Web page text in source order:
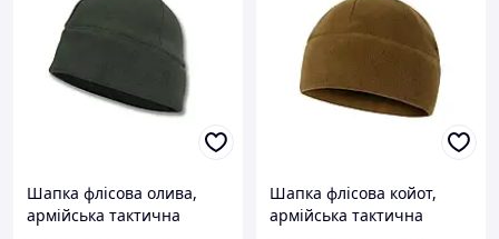
Шапка флісова олива,
армійська тактична
Шапка флісова койот,
армійська тактична